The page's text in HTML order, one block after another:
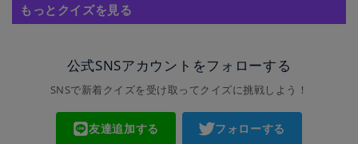
もっとクイズを見る
公式SNSアカウントをフォローする
SNSで新着クイズを受け取ってクイズに挑戦しよう！
友達追加する フォローする